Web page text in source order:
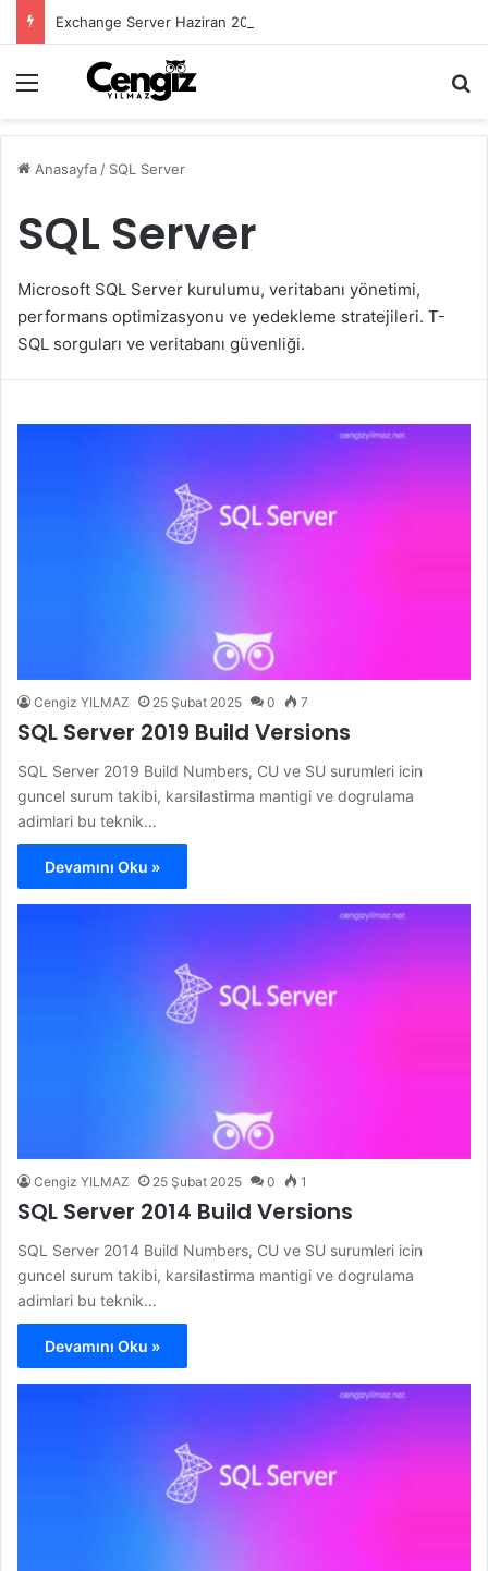
Menü
Anasayfa / SQL Server
SQL Server
Microsoft SQL Server kurulumu, veritabanı yönetimi,
performans optimizasyonu ve yedekleme stratejileri. T-
SQL sorguları ve veritabanı güvenliği.
Cengiz YILMAZ 25 Şubat 2025 0 7
SQL Server 2019 Build Versions
SQL Server 2019 Build Numbers, CU ve SU surumleri icin
guncel surum takibi, karsilastirma mantigi ve dogrulama
adimlari bu teknik…
Devamını Oku »
Cengiz YILMAZ 25 Şubat 2025 0 1
SQL Server 2014 Build Versions
SQL Server 2014 Build Numbers, CU ve SU surumleri icin
guncel surum takibi, karsilastirma mantigi ve dogrulama
adimlari bu teknik…
Devamını Oku »